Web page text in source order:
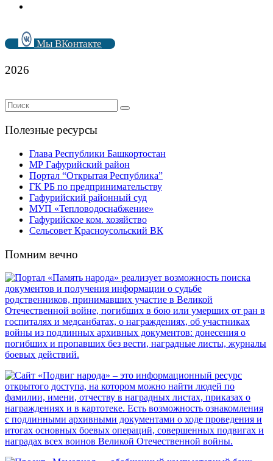
Мы ВКонтакте
2026
Полезные ресурсы
Глава Республики Башкортостан
МР Гафурийский район
Портал “Открытая Республика”
ГК РБ по предпринимательству
Гафурийский районный суд
МУП «Тепловодоснабжение»
Гафурийское ком. хозяйство
Сельсовет Красноусольский ВК
Помним вечно